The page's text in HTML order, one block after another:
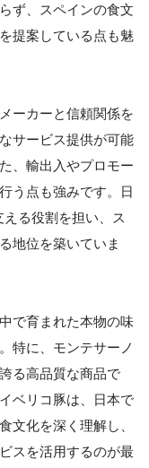
ず、スペインの食文
提案している点も魅
ーカーと信頼関係を
サービス提供が可能
、輸出入やプロモー
う点も強みです。日
る役割を担い、ス
地位を築いていま
で育まれた本物の味
特に、モンテサーノ
る高品質な商品で
ベリコ豚は、日本で
文化を深く理解し、
スを活用するのが最